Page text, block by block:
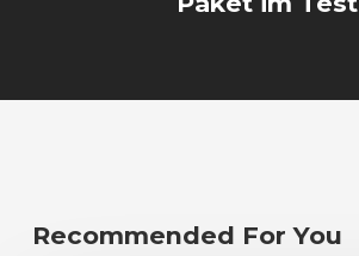
Recommended For You